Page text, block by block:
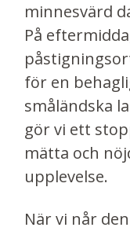
minnesvärd
På
för en
småländska
gör vi ett
mätta och
upplevelse.
När vi når